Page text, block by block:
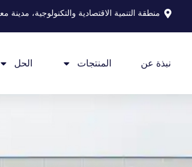
منطقة التنمية الاقتصادية والتكنولوجية،
نبذة عن المنتجات الحل